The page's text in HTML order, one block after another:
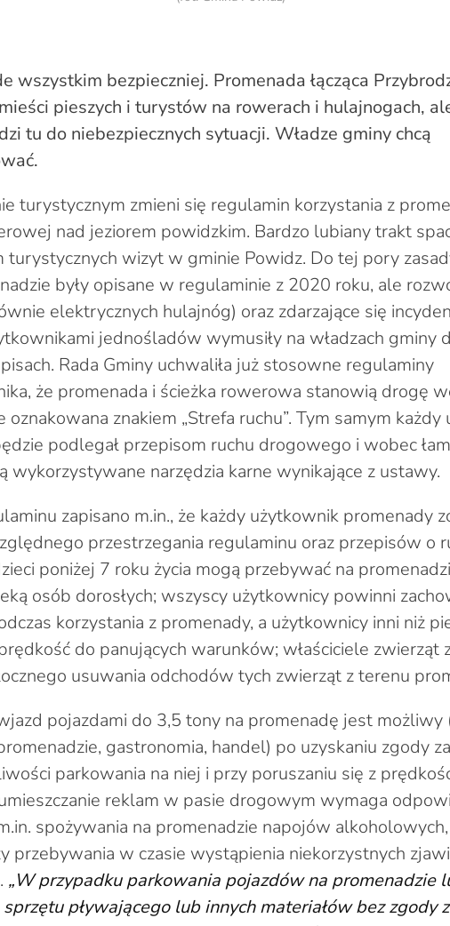
wszystkim bezpieczniej. Promenada łącząca
pieszych i turystów na rowerach i hulajnogach,
tu do niebezpiecznych sytuacji. Władze gminy chcą
turystycznym zmieni się regulamin korzystania z
nad jeziorem powidzkim. Bardzo lubiany trakt
turystycznych wizyt w gminie Powidz. Do tej pory
były opisane w regulaminie z 2020 roku, ale
elektrycznych hulajnóg) oraz zdarzające się
jednośladów wymusiły na władzach gminy
Rada Gminy uchwaliła już stosowne regulaminy
że promenada i ścieżka rowerowa stanowią drogę
oznakowana znakiem „Strefa ruchu”. Tym samym
podlegał przepisom ruchu drogowego i wobec
wykorzystywane narzędzia karne wynikające z ustawy.
zapisano m.in., że każdy użytkownik promenady
przestrzegania regulaminu oraz przepisów o
poniżej 7 roku życia mogą przebywać na
osób dorosłych; wszyscy użytkownicy powinni
korzystania z promenady, a użytkownicy inni niż
do panujących warunków; właściciele zwierząt
usuwania odchodów tych zwierząt z terenu
pojazdami do 3,5 tony na promenadę jest możliwy
gastronomia, handel) po uzyskaniu zgody
parkowania na niej i przy poruszaniu się z
reklam w pasie drogowym wymaga
spożywania na promenadzie napojów
przebywania w czasie wystąpienia niekorzystnych
„W przypadku parkowania pojazdów na promenadzie
pływającego lub innych materiałów bez zgody